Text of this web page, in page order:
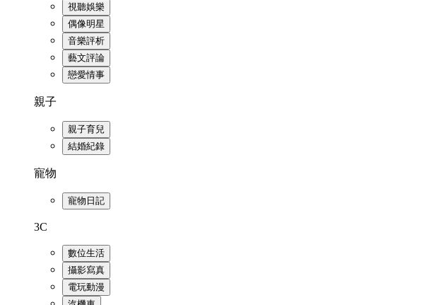
視聽娛樂
偶像明星
音樂評析
藝文評論
戀愛情事
親子
親子育兒
結婚紀錄
寵物
寵物日記
3C
數位生活
攝影寫真
電玩動漫